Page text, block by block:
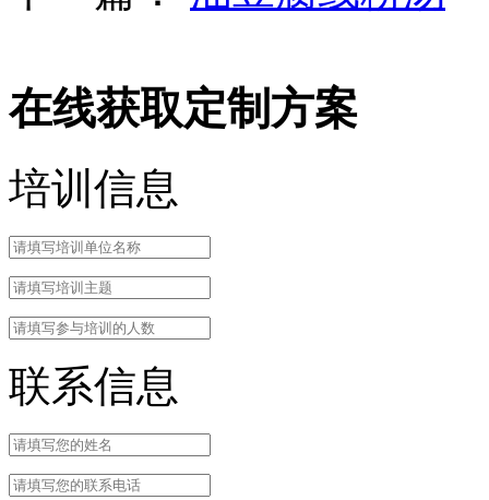
在线获取定制方案
培训信息
联系信息